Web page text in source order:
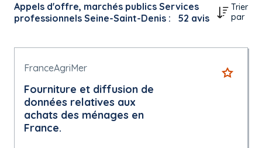
Appels d'offre, marchés publics Services
professionnels Seine-Saint-Denis :
52 avis
Trier
par
FranceAgriMer
Fourniture et diffusion de
données relatives aux
achats des ménages en
France.